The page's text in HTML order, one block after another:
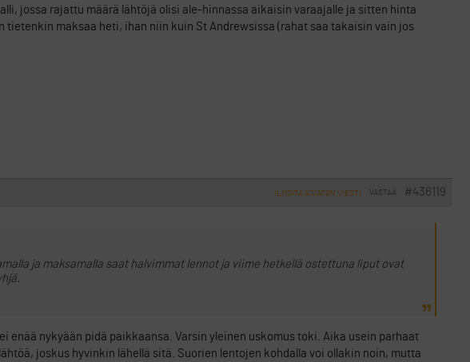
jossa rajattu määrä lähtöjä olisi ale-hinnassa aikaisin varaajalle ja sitten hinta
tietenkin maksaa heti, ihan niin kuin St Andrewsissa (rahat saa takaisin vain jos
#436119
VASTAA
ILMOITA ASIATON VIESTI
ja maksamalla saat halvimmat lennot ja viime hetkellä ostettuna liput ovat
enää nykyään pidä paikkaansa. Varsin yleinen uskomus toki. Aika usein parhaat
joskus hyvinkin lähellä sitä. Suorien lentojen kohdalla voi ollakin noin, mutta